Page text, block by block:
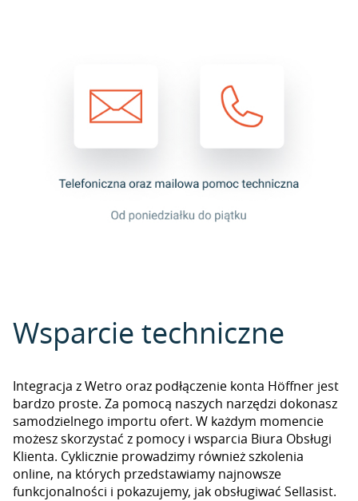
Wsparcie techniczne
Integracja z Wetro oraz podłączenie konta Höffner jest
bardzo proste. Za pomocą naszych narzędzi dokonasz
samodzielnego importu ofert. W każdym momencie
możesz skorzystać z pomocy i wsparcia Biura Obsługi
Klienta. Cyklicznie prowadzimy również szkolenia
online, na których przedstawiamy najnowsze
funkcjonalności i pokazujemy, jak obsługiwać Sellasist.